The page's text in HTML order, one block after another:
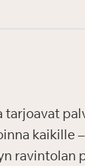
kaikille
ravintolan